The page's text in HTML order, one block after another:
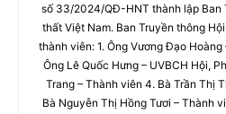
số 33/2024/QĐ-HNT thành lập Ban
thất Việt Nam. Ban Truyền thông
thành viên: 1. Ông Vương Đạo Hoàng
Ông Lê Quốc Hưng – UVBCH Hội,
Trang – Thành viên 4. Bà Trần Thị
Bà Nguyễn Thị Hồng Tươi – Thành